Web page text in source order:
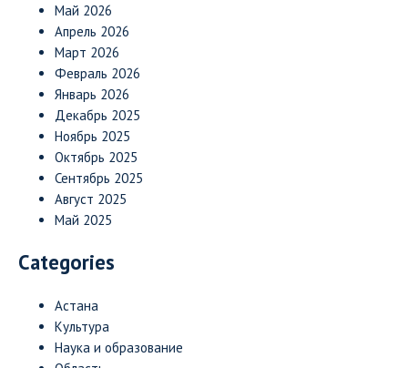
Май 2026
Апрель 2026
Март 2026
Февраль 2026
Январь 2026
Декабрь 2025
Ноябрь 2025
Октябрь 2025
Сентябрь 2025
Август 2025
Май 2025
Categories
Астана
Культура
Наука и образование